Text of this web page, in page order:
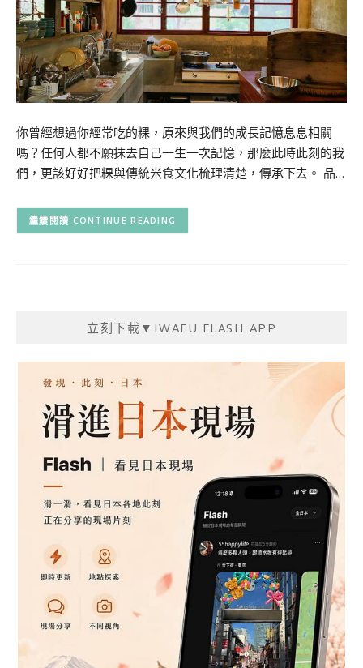
你曾經想過你經常吃的粿，原來與我們的成長記憶息息相關
嗎？任何人都不願抹去自己一生一次記憶，那麼此時此刻的我
們，更該好好把粿與傳統米食文化梳理清楚，傳承下去。 品…
CONTINUE READING
立刻下載▼IWAFU FLASH APP